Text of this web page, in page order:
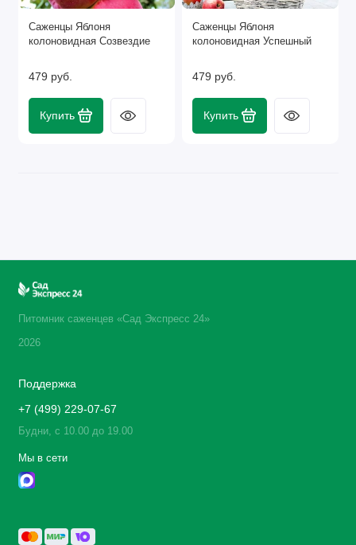
Саженцы Яблоня
колоновидная Созвездие
479 руб.
Купить
Саженцы Яблоня
колоновидная Успешный
479 руб.
Купить
Питомник саженцев «Сад Экспресс 24»
2026
Поддержка
+7 (499) 229-07-67
Будни, с 10.00 до 19.00
Мы в сети